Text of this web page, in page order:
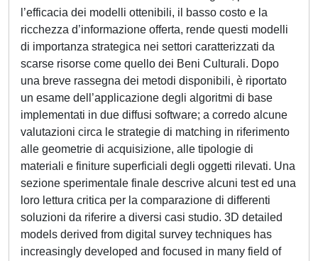
l’efficacia dei modelli ottenibili, il basso costo e la
ricchezza d’informazione offerta, rende questi modelli
di importanza strategica nei settori caratterizzati da
scarse risorse come quello dei Beni Culturali. Dopo
una breve rassegna dei metodi disponibili, è riportato
un esame dell’applicazione degli algoritmi di base
implementati in due diffusi software; a corredo alcune
valutazioni circa le strategie di matching in riferimento
alle geometrie di acquisizione, alle tipologie di
materiali e finiture superficiali degli oggetti rilevati. Una
sezione sperimentale finale descrive alcuni test ed una
loro lettura critica per la comparazione di differenti
soluzioni da riferire a diversi casi studio. 3D detailed
models derived from digital survey techniques has
increasingly developed and focused in many field of